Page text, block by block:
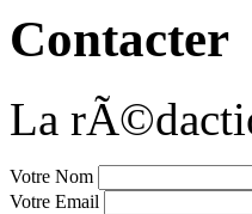
Contacter
La
Votre Nom
Votre Email